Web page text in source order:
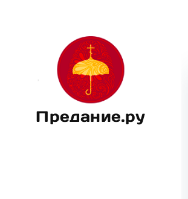
Предание.ру